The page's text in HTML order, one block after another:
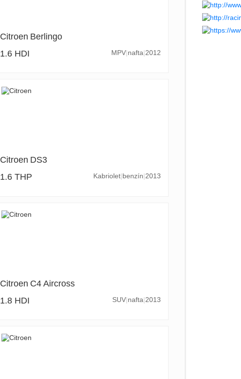
Citroen Berlingo
2012
1.6 HDI nafta
MPV
Citroen DS3
2013
1.6 THP benzín
Kabriolet
Citroen C4 Aircross
2013
1.8 HDI nafta
SUV